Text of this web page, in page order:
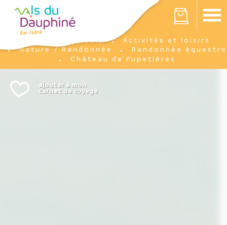
Votre panier est vide
J'y suis
Activités et loisirs
Nature / Randonnée
Randonnée équestre
Château de Pupetières
Panneau de gestion des cookies